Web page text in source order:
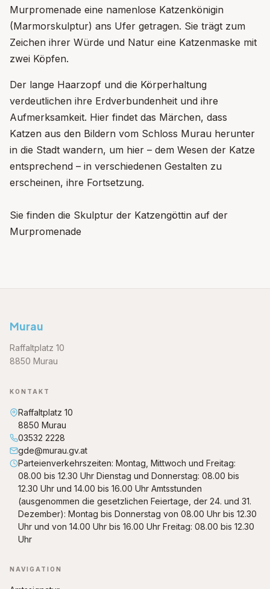
Murpromenade eine namenlose Katzenkönigin
(Marmorskulptur) ans Ufer getragen. Sie trägt zum
Zeichen ihrer Würde und Natur eine Katzenmaske mit
zwei Köpfen.
Der lange Haarzopf und die Körperhaltung
verdeutlichen ihre Erdverbundenheit und ihre
Aufmerksamkeit. Hier findet das Märchen, dass
Katzen aus den Bildern vom Schloss Murau herunter
in die Stadt wandern, um hier – dem Wesen der Katze
entsprechend – in verschiedenen Gestalten zu
erscheinen, ihre Fortsetzung.
Sie finden die Skulptur der Katzengöttin auf der
Murpromenade
Murau
Raffaltplatz 10
8850 Murau
KONTAKT
Raffaltplatz 10
8850 Murau
03532 2228
gde@murau.gv.at
Parteienverkehrszeiten: Montag, Mittwoch und Freitag:
08.00 bis 12.30 Uhr Dienstag und Donnerstag: 08.00 bis
12.30 Uhr und 14.00 bis 16.00 Uhr Amtsstunden
(ausgenommen die gesetzlichen Feiertage, der 24. und 31.
Dezember): Montag bis Donnerstag von 08.00 Uhr bis 12.30
Uhr und von 14.00 Uhr bis 16.00 Uhr Freitag: 08.00 bis 12.30
Uhr
NAVIGATION